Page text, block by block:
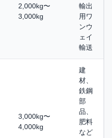
2,000kg〜
3,000kg
輸出
用ワ
ンウ
ェイ
輸送
3,000kg〜
4,000kg
建
材、
鉄鋼
部
品、
肥料
など